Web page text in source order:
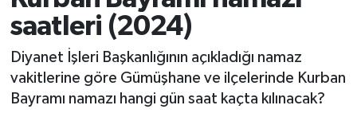
saatleri (2024)
Diyanet İşleri Başkanlığının açıkladığı namaz
vakitlerine göre Gümüşhane ve ilçelerinde Kurban
Bayramı namazı hangi gün saat kaçta kılınacak?
Ağrı Müftülüğü
Aksaray Müftülüğü
Amasya Müftülüğü
#Keşfet
Dini kavramlar
Diyanet Bilgi
Diyanet Takvimi
Basında Bugün
DİYANET eKİTAP
Trafik Durumu
Süper Lig Puan Durumu ve Fikstür
Tüm Manşetler